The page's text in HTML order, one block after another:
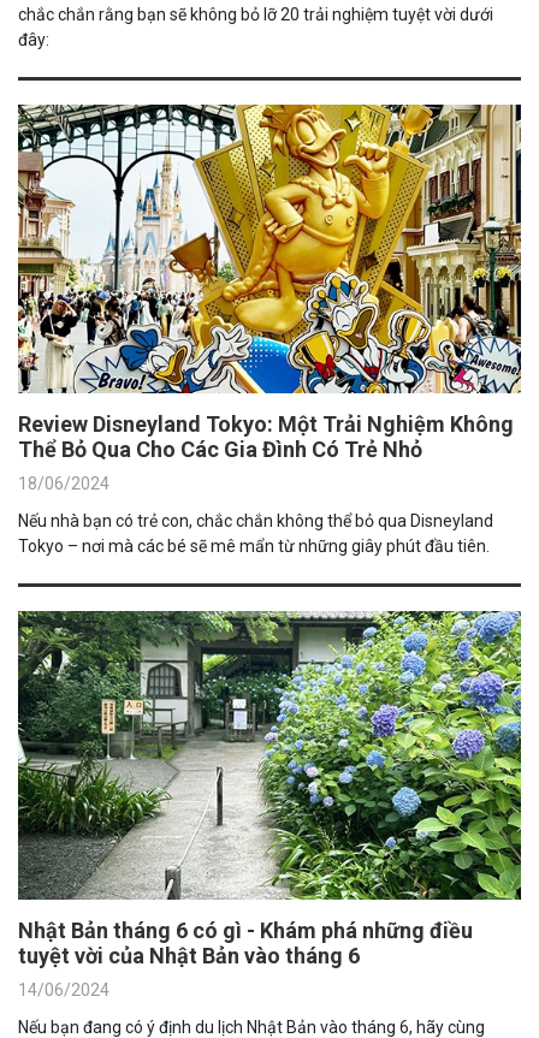
chắc chắn rằng bạn sẽ không bỏ lỡ 20 trải nghiệm tuyệt vời dưới
đây:
Review Disneyland Tokyo: Một Trải Nghiệm Không
Thể Bỏ Qua Cho Các Gia Đình Có Trẻ Nhỏ
18/06/2024
Nếu nhà bạn có trẻ con, chắc chắn không thể bỏ qua Disneyland
Tokyo – nơi mà các bé sẽ mê mẩn từ những giây phút đầu tiên.
Nhật Bản tháng 6 có gì - Khám phá những điều
tuyệt vời của Nhật Bản vào tháng 6
14/06/2024
Nếu bạn đang có ý định du lịch Nhật Bản vào tháng 6, hãy cùng